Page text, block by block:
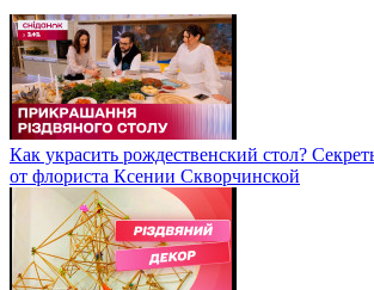
Как украсить рождественский стол?
от флориста Ксении Скворчинской